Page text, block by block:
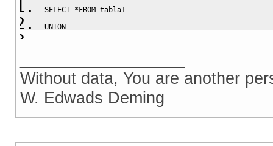
SELECT *FROM tabla1
UNION
Without data, You are another
W. Edwads Deming